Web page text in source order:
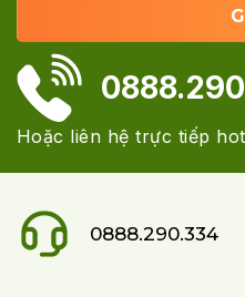
Hoặc liên hệ trực tiếp
0888.290.334